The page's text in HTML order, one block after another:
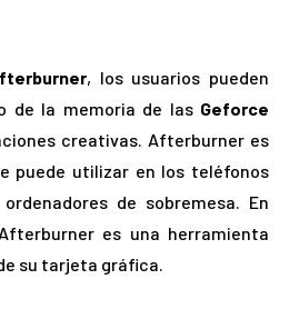
, los usuarios pueden
de la memoria de las Geforce
creativas. Afterburner es
puede utilizar en los teléfonos
de sobremesa. En
es una herramienta
su tarjeta gráfica.